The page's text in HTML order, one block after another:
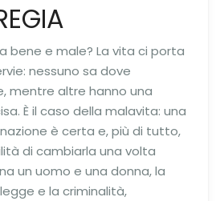
bene e male? La vita ci porta
nessuno sa dove
mentre altre hanno una
È il caso della malavita: una
è certa e, più di tutto,
di cambiarla una volta
un uomo e una donna, la
e la criminalità,